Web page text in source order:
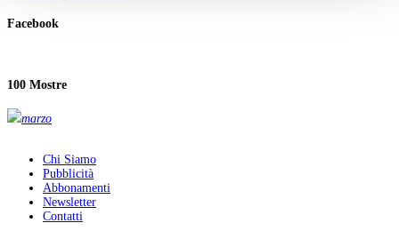
Facebook
100 Mostre
marzo
Chi Siamo
Pubblicità
Abbonamenti
Newsletter
Contatti